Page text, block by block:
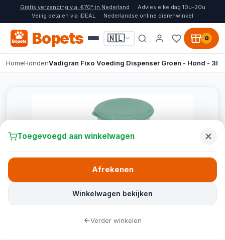
Gratis verzending v.a. €70* in Nederland
Advies elke dag 10u-20u
Veilig betalen via iDEAL
Nederlandse online dierenwinkel
Bopets 🇳🇱 0
HomeHondenVadigran Fixo Voeding Dispenser Groen - Hond - 3l
Toegevoegd aan winkelwagen
Winkelwagen bekijken
Afrekenen
Verder winkelen